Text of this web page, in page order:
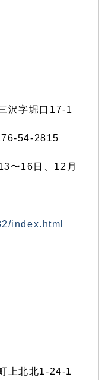
沢字堀口17-1
54-2815
〜16日、12月
index.html
上北北1-24-1